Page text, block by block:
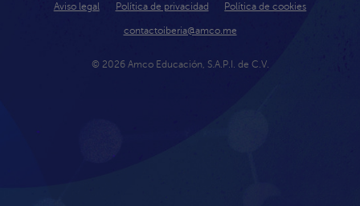
Aviso legal Política de privacidad Política de cookies
contactoiberia@amco.me
© 2026 Amco Educación, S.A.P.I. de C.V.